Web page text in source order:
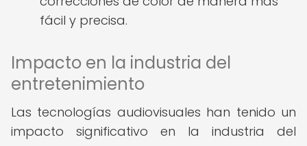
fácil y precisa.
Impacto en la industria del
entretenimiento
Las tecnologías audiovisuales han tenido un
impacto significativo en la industria del